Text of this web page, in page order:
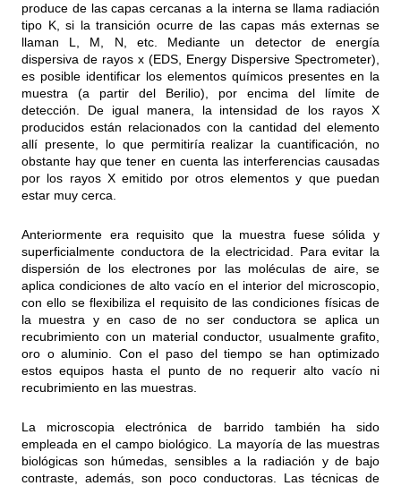
produce de las capas cercanas a la interna se llama radiación
tipo K, si la transición ocurre de las capas más externas se
llaman L, M, N, etc. Mediante un detector de energía
dispersiva de rayos x (EDS, Energy Dispersive Spectrometer),
es posible identificar los elementos químicos presentes en la
muestra (a partir del Berilio), por encima del límite de
detección. De igual manera, la intensidad de los rayos X
producidos están relacionados con la cantidad del elemento
allí presente, lo que permitiría realizar la cuantificación, no
obstante hay que tener en cuenta las interferencias causadas
por los rayos X emitido por otros elementos y que puedan
estar muy cerca.
Anteriormente era requisito que la muestra fuese sólida y
superficialmente conductora de la electricidad. Para evitar la
dispersión de los electrones por las moléculas de aire, se
aplica condiciones de alto vacío en el interior del microscopio,
con ello se flexibiliza el requisito de las condiciones físicas de
la muestra y en caso de no ser conductora se aplica un
recubrimiento con un material conductor, usualmente grafito,
oro o aluminio. Con el paso del tiempo se han optimizado
estos equipos hasta el punto de no requerir alto vacío ni
recubrimiento en las muestras.
La microscopia electrónica de barrido también ha sido
empleada en el campo biológico. La mayoría de las muestras
biológicas son húmedas, sensibles a la radiación y de bajo
contraste, además, son poco conductoras. Las técnicas de